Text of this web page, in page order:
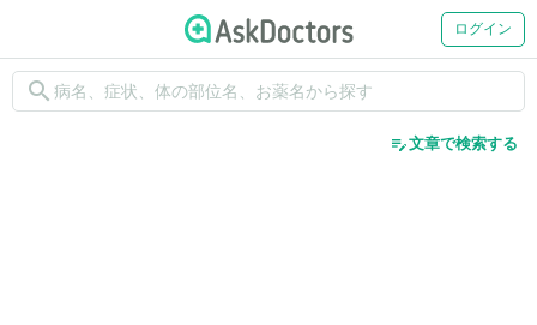
ログイン
search
edit_note文章で検索する